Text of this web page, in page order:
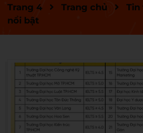
Trang 4 Trang chủ Tin
nổi bật